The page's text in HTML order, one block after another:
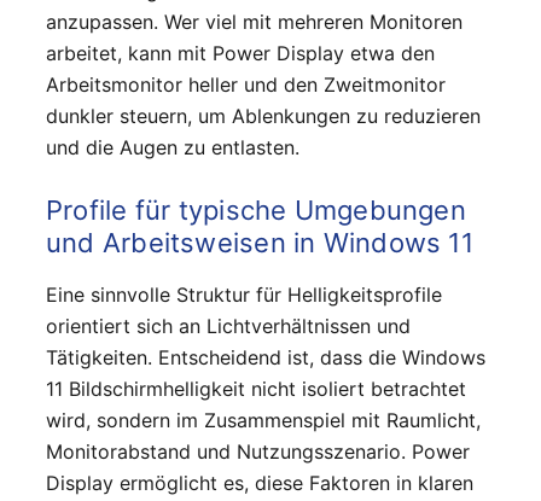
anzupassen. Wer viel mit mehreren Monitoren
arbeitet, kann mit Power Display etwa den
Arbeitsmonitor heller und den Zweitmonitor
dunkler steuern, um Ablenkungen zu reduzieren
und die Augen zu entlasten.
Profile für typische Umgebungen
und Arbeitsweisen in Windows 11
Eine sinnvolle Struktur für Helligkeitsprofile
orientiert sich an Lichtverhältnissen und
Tätigkeiten. Entscheidend ist, dass die Windows
11 Bildschirmhelligkeit nicht isoliert betrachtet
wird, sondern im Zusammenspiel mit Raumlicht,
Monitorabstand und Nutzungsszenario. Power
Display ermöglicht es, diese Faktoren in klaren